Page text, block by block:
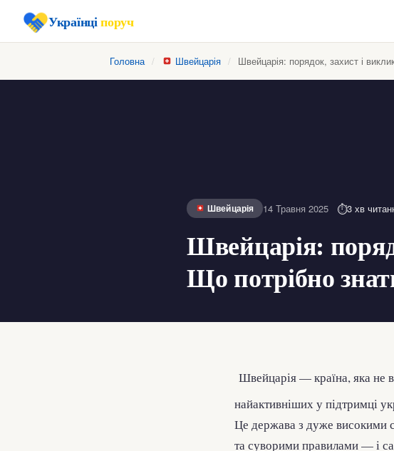
Українціпоруч
Головна / Швейцарія / Швейцарія: порядок, захист і
Швейцарія 14 Травня 2025 3 хв
Швейцарія:
Що потрібно
Швейцарія — країна, яка не
найактивніших у підтримці
Це держава з дуже високими
та суворими правилами — і